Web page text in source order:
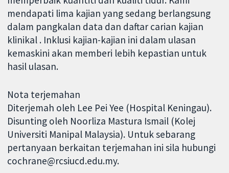
mendapati lima kajian yang sedang berlangsung
dalam pangkalan data dan daftar carian kajian
klinikal . Inklusi kajian-kajian ini dalam ulasan
kemaskini akan memberi lebih kepastian untuk
hasil ulasan.
Nota terjemahan
Diterjemah oleh Lee Pei Yee (Hospital Keningau).
Disunting oleh Noorliza Mastura Ismail (Kolej
Universiti Manipal Malaysia). Untuk sebarang
pertanyaan berkaitan terjemahan ini sila hubungi
cochrane@rcsiucd.edu.my.